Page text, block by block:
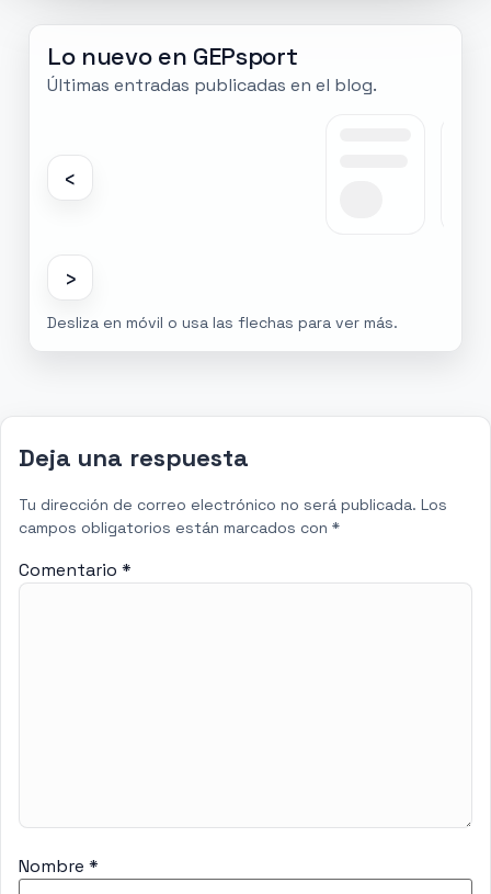
Lo nuevo en GEPsport
Últimas entradas publicadas en el blog.
‹
›
Desliza en móvil o usa las flechas para ver más.
Deja una respuesta
Tu dirección de correo electrónico no será publicada. Los
campos obligatorios están marcados con *
Comentario *
Nombre *